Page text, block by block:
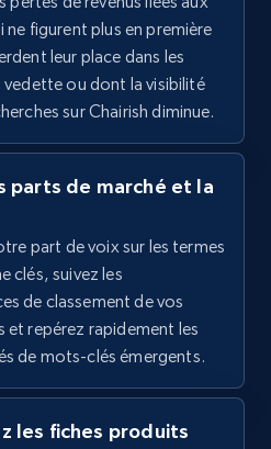
Currency, Initial
percent, and more.
Currency, Initial
percent, and more.
Commencer
figurent plus en première
leur place dans les
vedette ou dont la visibilité
sur Chairish diminue.
parts de marché et la
part de voix sur les termes
clés, suivez les
de classement de vos
et repérez rapidement les
de mots-clés émergents.
les fiches produits